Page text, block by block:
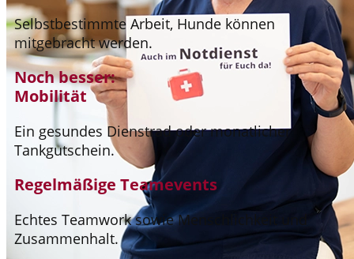
Selbstbestimmte Arbeit, Hunde können
mitgebracht werden.
Noch besser:
Mobilität
Ein gesundes Dienstrad oder monatlicher
Tankgutschein.
Regelmäßige Teamevents
Echtes Teamwork sowie Menschlichkeit und
Zusammenhalt.